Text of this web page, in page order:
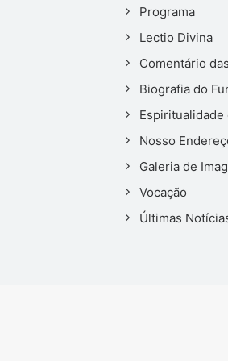
Programa
Lectio Divina
Comentário
Biografia do
Nosso
Galeria de
Vocação
Últimas